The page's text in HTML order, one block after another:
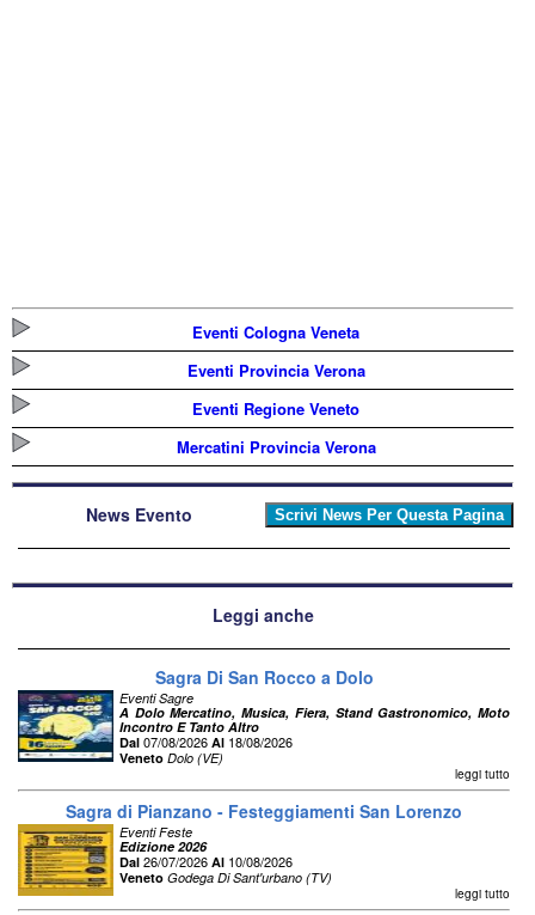
Eventi Cologna Veneta
Eventi Provincia Verona
Eventi Regione Veneto
Mercatini Provincia Verona
News Evento
Leggi anche
Sagra Di San Rocco a Dolo
Eventi Sagre
A Dolo Mercatino, Musica, Fiera, Stand Gastronomico, Moto
Incontro E Tanto Altro
Dal 07/08/2026 Al 18/08/2026
Veneto Dolo (VE)
leggi tutto
Sagra di Pianzano - Festeggiamenti San Lorenzo
Eventi Feste
Edizione 2026
Dal 26/07/2026 Al 10/08/2026
Veneto Godega Di Sant'urbano (TV)
leggi tutto